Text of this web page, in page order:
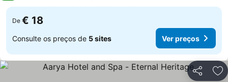
De € 18
Consulte os preços de 5 sites Ver preços
Partilhar